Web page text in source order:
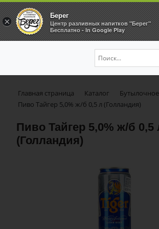
Главная страница Каталог
Бутылочное
Пиво Тайгер 5,0% ж/б 0,5 л (Голландия)
Пиво Тайгер 5,0% ж/б 0,5
(Голландия)
×
Берег
Центр разливных напитков "Берег"
Бесплатно - In Google Play